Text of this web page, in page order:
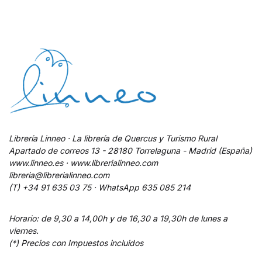
Librería Linneo · La librería de Quercus y Turismo Rural
Apartado de correos 13 - 28180 Torrelaguna - Madrid (España)
www.linneo.es · www.librerialinneo.com
libreria@librerialinneo.com
(T) +34 91 635 03 75 · WhatsApp 635 085 214
Horario: de 9,30 a 14,00h y de 16,30 a 19,30h de lunes a
viernes.
(*) Precios con Impuestos incluidos